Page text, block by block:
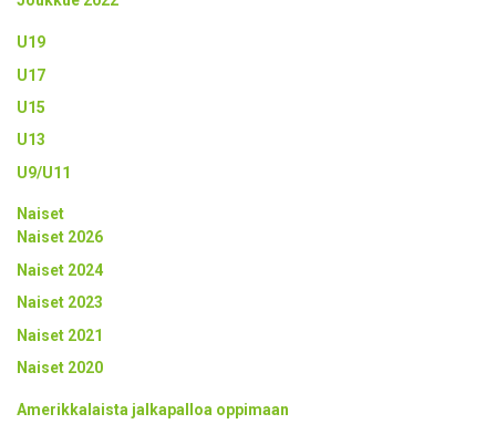
U19
U17
U15
U13
U9/U11
Naiset
Naiset 2026
Naiset 2024
Naiset 2023
Naiset 2021
Naiset 2020
Amerikkalaista jalkapalloa oppimaan